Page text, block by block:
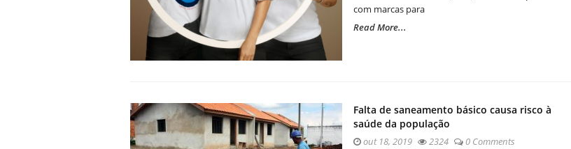
com marcas para
Read More...
Falta de saneamento básico causa risco à
saúde da população
out 18, 2019 2324
0 Comments